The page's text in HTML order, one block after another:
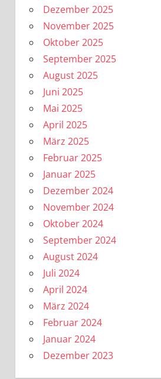
Dezember 2025
November 2025
Oktober 2025
September 2025
August 2025
Juni 2025
Mai 2025
April 2025
März 2025
Februar 2025
Januar 2025
Dezember 2024
November 2024
Oktober 2024
September 2024
August 2024
Juli 2024
April 2024
März 2024
Februar 2024
Januar 2024
Dezember 2023